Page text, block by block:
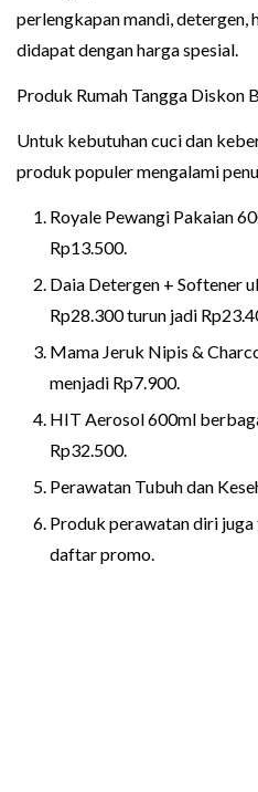
perlengkapan mandi, detergen,
didapat dengan harga spesial.
Produk Rumah Tangga Diskon
Untuk kebutuhan cuci dan
produk populer mengalami
Royale Pewangi Pakaian
Rp13.500.
Daia Detergen + Softener
Rp28.300 turun jadi
Mama Jeruk Nipis &
menjadi Rp7.900.
HIT Aerosol 600ml
Rp32.500.
Perawatan Tubuh dan
Produk perawatan diri
daftar promo.